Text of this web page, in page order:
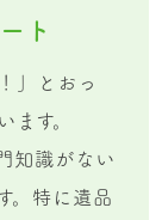
ト
」とおっ
ます。
知識がない
。特に遺品